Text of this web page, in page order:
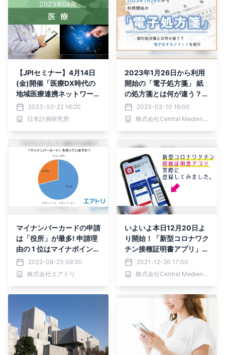
【JPIセミナー】4月14日
(金)開催「医療DX時代の
地域医療連携ネットワーク
を最大限に活用した次世代
医療」
2023-02-22 16:20
日本計画研究所
2023年1月26日から利用
開始の「電子処方箋」 紙
の処方箋とは何が違う？電
子化するメリットを紹介
2023-02-10 16:00
株式会社Central Medience
マイナンバーカードの申請
は「役所」が最多! 申請理
由の 1 位はマイナポイント
ではなく「身分証明証」取
得のためが約６割。 「健
康保険証」申し込み・「公
2022-08-23 09:30
株式会社エアトリ
いよいよ本日12月20日よ
り開始！「新型コロナワク
チン接種証明書アプリ」を
実際に登録してみた！
2021-12-20 17:00
株式会社Central Medience